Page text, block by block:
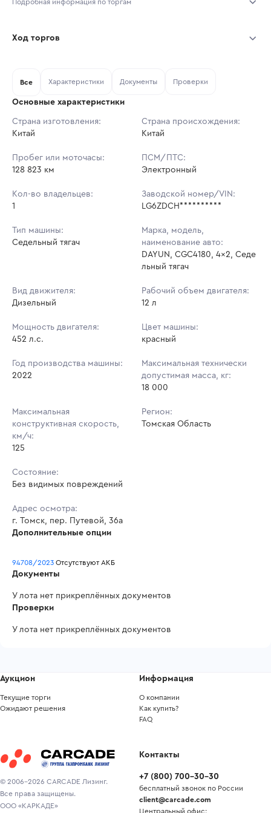
Подробная информация по торгам
Тип аукциона: Открытые торги
Шаг торгов: 39 429 ₽
Кол-во ставок:
Ход торгов
Ставок не найдено
в аукционах
Все Характеристики Документы Проверки
Основные характеристики
Страна изготовления:
Китай
Страна происхождения:
Китай
Пробег или моточасы:
128 823 км
ПСМ/ПТС:
Электронный
Кол-во владельцев:
1
Заводской номер/VIN:
LG6ZDCH**********
Тип машины:
Седельный тягач
Марка, модель,
наименование авто:
DAYUN, CGC4180, 4x2, Седе
льный тягач
Вид движителя:
Дизельный
Рабочий объем двигателя:
12 л
Мощность двигателя:
452 л.с.
Цвет машины:
красный
Год производства машины:
2022
Максимальная технически
допустимая масса, кг:
18 000
Максимальная
конструктивная скорость,
км/ч:
125
Регион:
Томская Область
Состояние:
Без видимых повреждений
Адрес осмотра:
г. Томск, пер. Путевой, 36а
Дополнительные опции
94708/2023 Отсутствуют АКБ
Документы
У лота нет прикреплённых документов
Проверки
У лота нет прикреплённых документов
© 2006-2026 CARCADE Лизинг.
Все права защищены.
ООО «КАРКАДЕ»
Аукцион
Текущие торги
Ожидают решения
Информация
О компании
Как купить?
FAQ
Контакты
+7 (800) 700-30-30
бесплатный звонок по России
client@carcade.com
Центральный офис: